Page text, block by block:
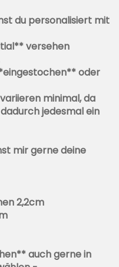
du personalisiert mit
versehen
oder
minimal, da
jedesmal ein
mir gerne deine
2,2cm
auch gerne in